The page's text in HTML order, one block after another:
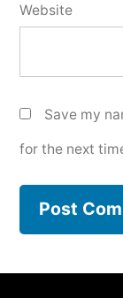
Website
Save my
for the next